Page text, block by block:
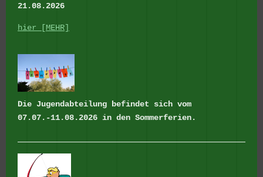
21.08.2026
hier [MEHR]
Die Jugendabteilung befindet sich vom
07.07.-11.08.2026 in den Sommerferien.